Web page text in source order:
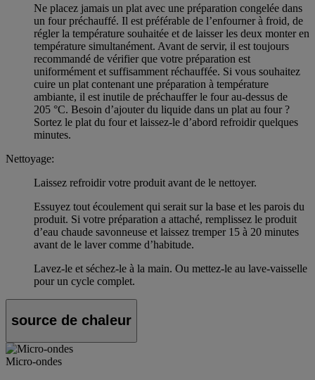
Ne placez jamais un plat avec une préparation congelée dans
un four préchauffé. Il est préférable de l’enfourner à froid, de
régler la température souhaitée et de laisser les deux monter en
température simultanément. Avant de servir, il est toujours
recommandé de vérifier que votre préparation est
uniformément et suffisamment réchauffée. Si vous souhaitez
cuire un plat contenant une préparation à température
ambiante, il est inutile de préchauffer le four au-dessus de
205 °C. Besoin d’ajouter du liquide dans un plat au four ?
Sortez le plat du four et laissez-le d’abord refroidir quelques
minutes.
Nettoyage:
Laissez refroidir votre produit avant de le nettoyer.
Essuyez tout écoulement qui serait sur la base et les parois du
produit. Si votre préparation a attaché, remplissez le produit
d’eau chaude savonneuse et laissez tremper 15 à 20 minutes
avant de le laver comme d’habitude.
Lavez-le et séchez-le à la main. Ou mettez-le au lave-vaisselle
pour un cycle complet.
source de chaleur
Micro-ondes